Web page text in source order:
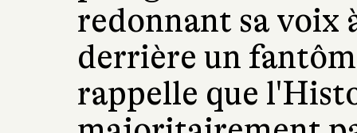
redonnant sa voix
derrière un
rappelle que